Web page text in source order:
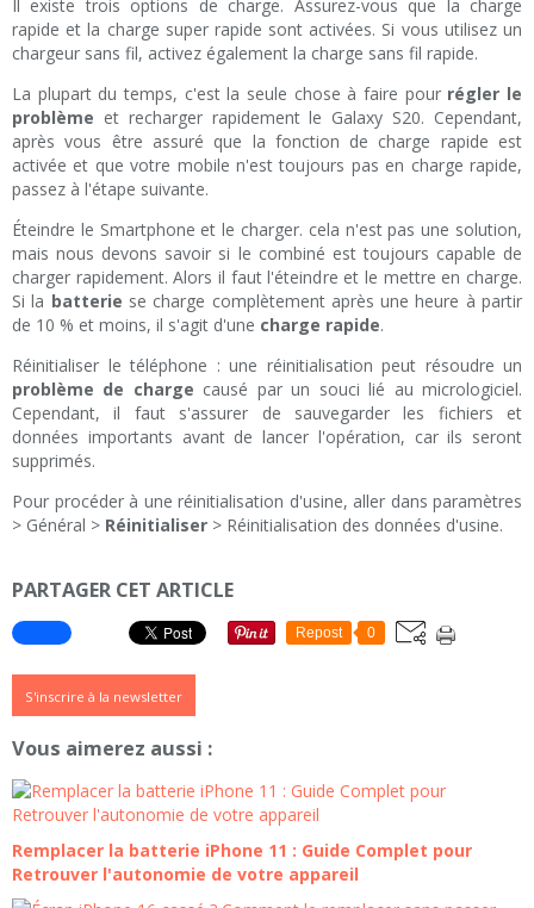
Il existe trois options de charge. Assurez-vous que la charge
rapide et la charge super rapide sont activées. Si vous utilisez un
chargeur sans fil, activez également la charge sans fil rapide.
La plupart du temps, c'est la seule chose à faire pour régler le
problème et recharger rapidement le Galaxy S20. Cependant,
après vous être assuré que la fonction de charge rapide est
activée et que votre mobile n'est toujours pas en charge rapide,
passez à l'étape suivante.
Éteindre le Smartphone et le charger. cela n'est pas une solution,
mais nous devons savoir si le combiné est toujours capable de
charger rapidement. Alors il faut l'éteindre et le mettre en charge.
Si la batterie se charge complètement après une heure à partir
de 10 % et moins, il s'agit d'une charge rapide.
Réinitialiser le téléphone : une réinitialisation peut résoudre un
problème de charge causé par un souci lié au micrologiciel.
Cependant, il faut s'assurer de sauvegarder les fichiers et
données importants avant de lancer l'opération, car ils seront
supprimés.
Pour procéder à une réinitialisation d'usine, aller dans paramètres
> Général > Réinitialiser > Réinitialisation des données d'usine.
PARTAGER CET ARTICLE
Repost 0
S'inscrire à la newsletter
Vous aimerez aussi :
Remplacer la batterie iPhone 11 : Guide Complet pour
Retrouver l'autonomie de votre appareil